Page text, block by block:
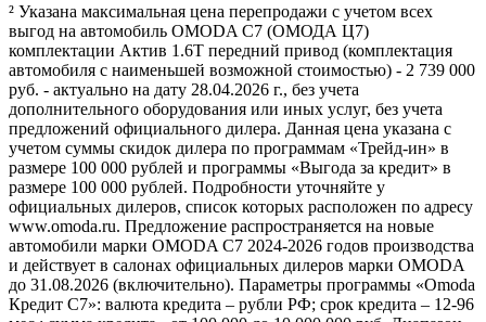
² Указана максимальная цена перепродажи с учетом всех
выгод на автомобиль OMODA C7 (ОМОДА Ц7)
комплектации Актив 1.6T передний привод (комплектация
автомобиля с наименьшей возможной стоимостью) - 2 739 000
руб. - актуально на дату 28.04.2026 г., без учета
дополнительного оборудования или иных услуг, без учета
предложений официального дилера. Данная цена указана с
учетом суммы скидок дилера по программам «Трейд-ин» в
размере 100 000 рублей и программы «Выгода за кредит» в
размере 100 000 рублей. Подробности уточняйте у
официальных дилеров, список которых расположен по адресу
www.omoda.ru. Предложение распространяется на новые
автомобили марки OMODA C7 2024-2026 годов производства
и действует в салонах официальных дилеров марки OMODA
до 31.08.2026 (включительно). Параметры программы «Omoda
Кредит C7»: валюта кредита – рубли РФ; срок кредита – 12-96